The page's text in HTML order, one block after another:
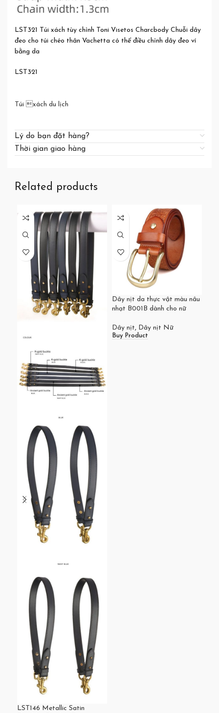
LST321 Túi xách tùy chỉnh Toni Visetos Charcbody Chuỗi dây
đeo cho túi chéo thân Vachetta có thể điều chỉnh dây đeo ví
bằng da
LST321
Túi xách du lịch
Lý do bạn đặt hàng?
Thời gian giao hàng
Related products
LST146 Metallic Satin
Dây nịt da thực vật màu nâu
nhạt B001B dành cho nữ
Dây nịt, Dây nịt Nữ
Buy Product